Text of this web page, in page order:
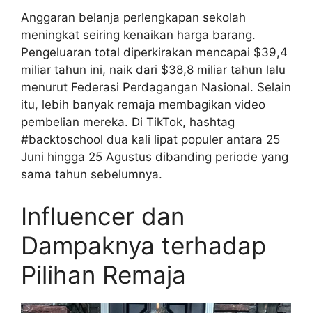
Anggaran belanja perlengkapan sekolah
meningkat seiring kenaikan harga barang.
Pengeluaran total diperkirakan mencapai $39,4
miliar tahun ini, naik dari $38,8 miliar tahun lalu
menurut Federasi Perdagangan Nasional. Selain
itu, lebih banyak remaja membagikan video
pembelian mereka. Di TikTok, hashtag
#backtoschool dua kali lipat populer antara 25
Juni hingga 25 Agustus dibanding periode yang
sama tahun sebelumnya.
Influencer dan
Dampaknya terhadap
Pilihan Remaja